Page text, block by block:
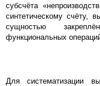
субсчёта
синтетическому счёту,
сущностью
функциональных
Для систематизации